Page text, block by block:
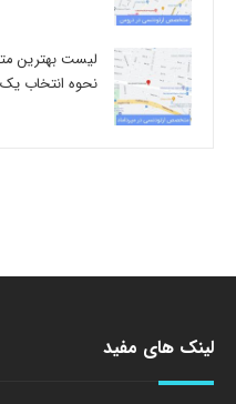
لیست بهترین
نحوه انتخاب
لینک های مفید